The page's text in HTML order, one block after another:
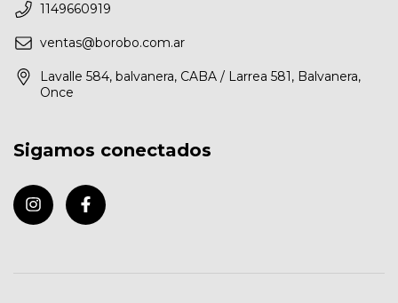
1149660919
ventas@borobo.com.ar
Lavalle 584, balvanera, CABA / Larrea 581, Balvanera,
Once
Sigamos conectados